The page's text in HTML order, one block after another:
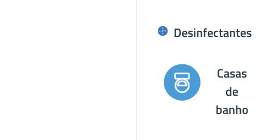
Desinfectantes
Casas
de
banho